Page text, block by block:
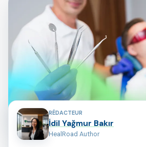
Contributeurs de la page
RÉDACTEUR
İdil Yağmur Bakır
HealRoad Author